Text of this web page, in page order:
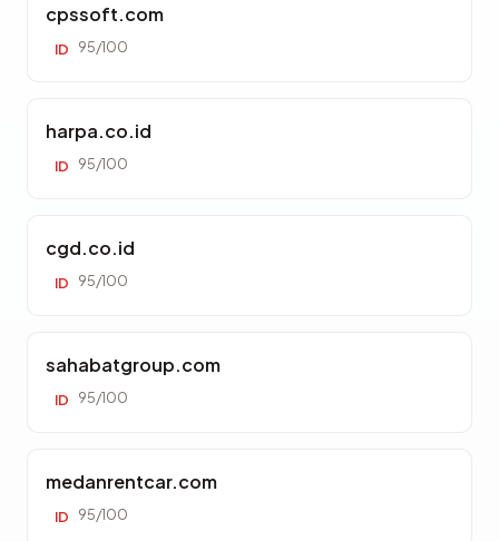
cpssoft.com
ID 95/100
harpa.co.id
ID 95/100
cgd.co.id
ID 95/100
sahabatgroup.com
ID 95/100
medanrentcar.com
ID 95/100